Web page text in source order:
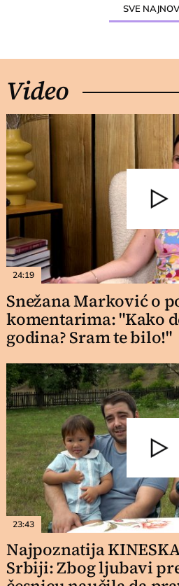
SVE
Video
24:19
Snežana Marković o
komentarima: "Kako
godina? Sram te bilo!"
23:43
Najpoznatija
Srbiji: Zbog ljubavi